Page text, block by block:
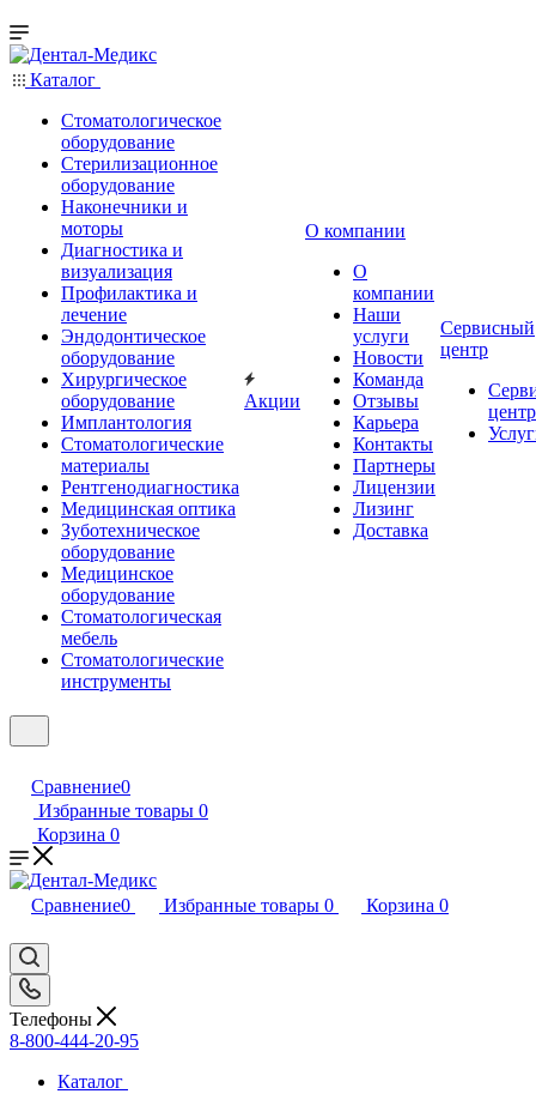
Каталог
Стоматологическое
оборудование
Стерилизационное
оборудование
Наконечники и
моторы
Диагностика и
визуализация
Профилактика и
лечение
Эндодонтическое
оборудование
Хирургическое
оборудование
Имплантология
Стоматологические
материалы
Рентгенодиагностика
Медицинская оптика
Зуботехническое
оборудование
Медицинское
оборудование
Стоматологическая
мебель
Стоматологические
инструменты
Акции
О компании
О
компании
Наши
услуги
Новости
Команда
Отзывы
Карьера
Контакты
Партнеры
Лицензии
Лизинг
Доставка
Сервисный
центр
центр
Сравнение0
Избранные товары 0
Корзина 0
Сравнение0 Избранные товары 0 Корзина 0
Телефоны
8-800-444-20-95
Каталог